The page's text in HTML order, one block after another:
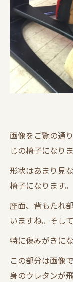
画像をご覧の通
じの椅子になりま
形状はあまり見
椅子になります。
座面、背もたれ
いますね。そし
特に傷みがきに
この部分は画像
身のウレタンが